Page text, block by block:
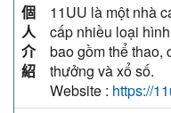
個
人
介
紹
11UU là một nhà
cấp nhiều loại
bao gồm thể thao,
thưởng và xổ số.
Website : https://